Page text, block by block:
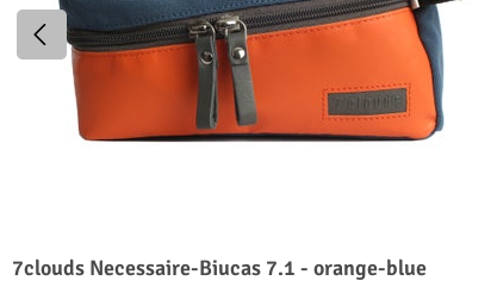
7clouds Necessaire-Biucas 7.1 - orange-blue